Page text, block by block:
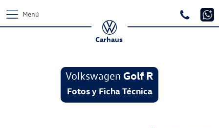
Menú
Carhaus
Volkswagen Golf R
Fotos y Ficha Técnica